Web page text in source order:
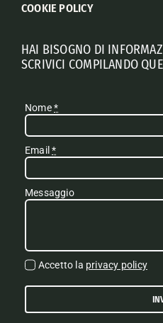
COOKIE POLICY
HAI BISOGNO DI
SCRIVICI COMPILANDO
Nome*
Email*
Messaggio
Accetto la privacy policy